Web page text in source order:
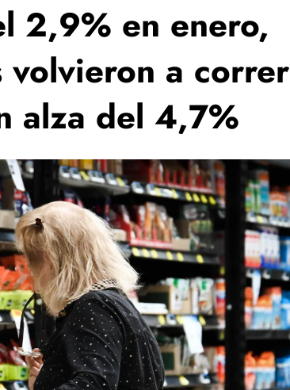
2,9% en enero,
volvieron a correr
alza del 4,7%